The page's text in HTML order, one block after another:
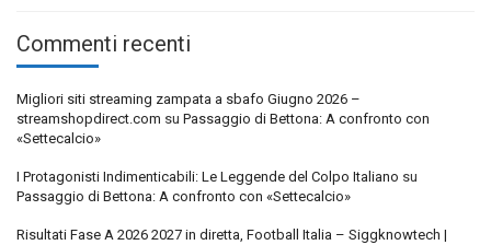
Commenti recenti
Migliori siti streaming zampata a sbafo Giugno 2026 –
streamshopdirect.com su Passaggio di Bettona: A confronto con
«Settecalcio»
I Protagonisti Indimenticabili: Le Leggende del Colpo Italiano su
Passaggio di Bettona: A confronto con «Settecalcio»
Risultati Fase A 2026 2027 in diretta, Football Italia – Siggknowtech |